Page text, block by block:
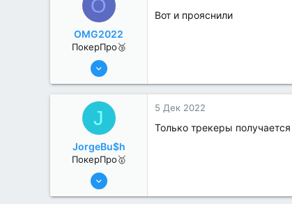
O
OMG2022
ПокерПро🥉
25 Июл 2022
0
Вот и прояснили
J
JorgeBu$h
ПокерПро🥇
25 Июл 2022
5 Дек 2022
Только трекеры получается